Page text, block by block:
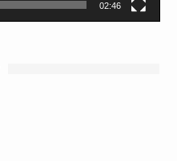
02:46